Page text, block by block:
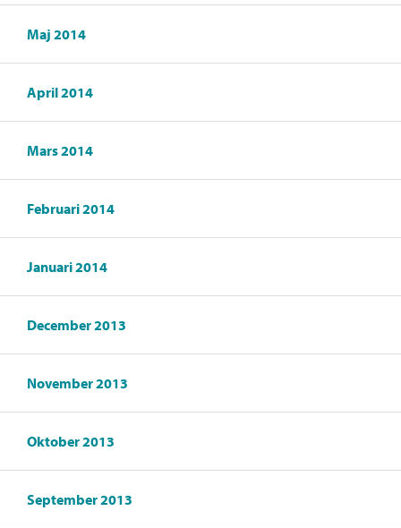
Maj 2014
April 2014
Mars 2014
Februari 2014
Januari 2014
December 2013
November 2013
Oktober 2013
September 2013